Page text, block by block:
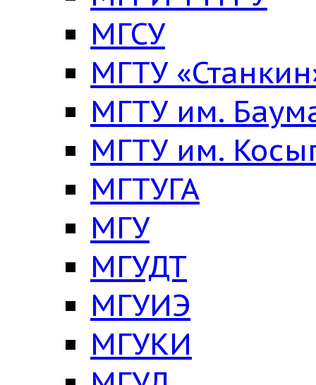
МГСУ
МГТУ
МГТУ им.
МГТУ им.
МГТУГА
МГУ
МГУДТ
МГУИЭ
МГУКИ